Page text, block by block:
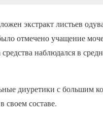
экстракт листьев
отмечено учащение
наблюдался в
диуретики с большим
своем составе.